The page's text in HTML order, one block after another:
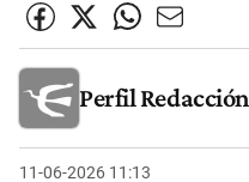
Perfil
11-06-2026 11:13